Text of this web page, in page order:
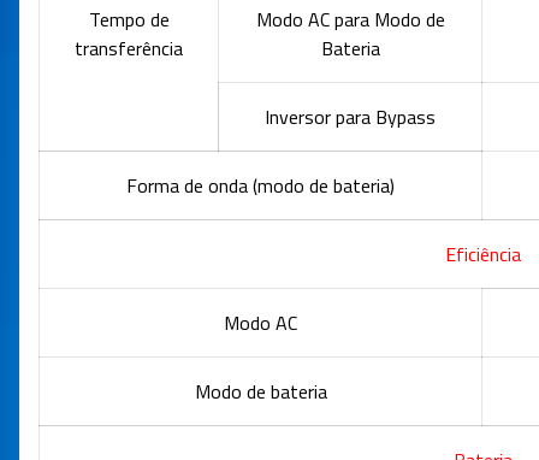
Tempo de
transferência
Modo AC para Modo de
Bateria
Inversor para Bypass
Forma de onda (modo de bateria)
Eficiência
Modo AC
Modo de bateria